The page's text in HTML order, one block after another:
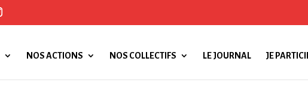
NOS ACTIONS NOS COLLECTIFS LE JOURNAL JE